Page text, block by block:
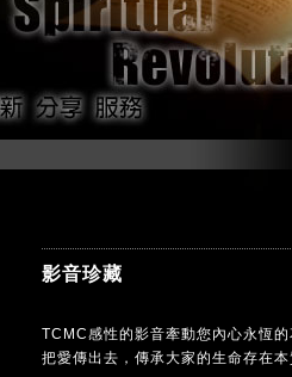
影音珍藏
TCMC感性的影音牽動您內心永恆
把愛傳出去，傳承大家的生命存在